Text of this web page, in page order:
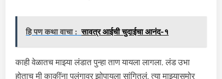
हि पण कथा वाचा : सावत्र आईची चुदाईचा आनंद-१
काही वेळातच माझ्या लंडात पुन्हा ताण यायला लागला. लंड उभा
होताच मी काकींना पलंगावर झोपायला सांगितलं. त्या माझ्यासमोर